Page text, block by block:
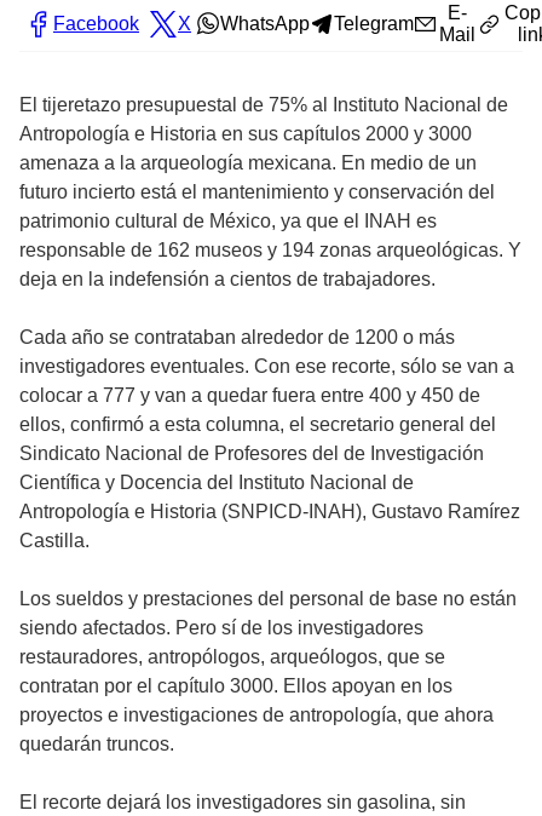
Facebook X WhatsApp Telegram
E-
Mail
El tijeretazo presupuestal de 75% al Instituto Nacional de
Antropología e Historia en sus capítulos 2000 y 3000
amenaza a la arqueología mexicana. En medio de un
futuro incierto está el mantenimiento y conservación del
patrimonio cultural de México, ya que el INAH es
responsable de 162 museos y 194 zonas arqueológicas. Y
deja en la indefensión a cientos de trabajadores.
Cada año se contrataban alrededor de 1200 o más
investigadores eventuales. Con ese recorte, sólo se van a
colocar a 777 y van a quedar fuera entre 400 y 450 de
ellos, confirmó a esta columna, el secretario general del
Sindicato Nacional de Profesores del de Investigación
Científica y Docencia del Instituto Nacional de
Antropología e Historia (SNPICD-INAH), Gustavo Ramírez
Castilla.
Los sueldos y prestaciones del personal de base no están
siendo afectados. Pero sí de los investigadores
restauradores, antropólogos, arqueólogos, que se
contratan por el capítulo 3000. Ellos apoyan en los
proyectos e investigaciones de antropología, que ahora
quedarán truncos.
El recorte dejará los investigadores sin gasolina, sin